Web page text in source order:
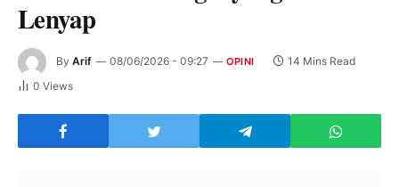
Lenyap
By Arif 08/06/2026 - 09:27 OPINI
14 Mins Read
0 Views